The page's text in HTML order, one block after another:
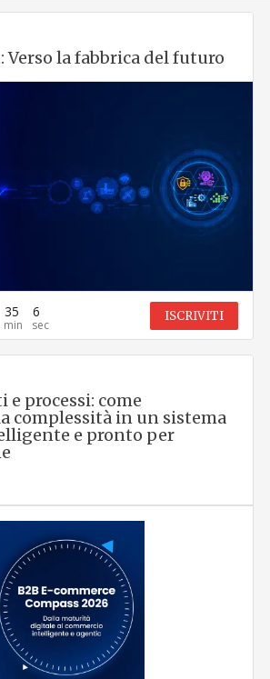
Verso la fabbrica del futuro
35 5 ISCRIVITI
processi: come
complessità in un sistema
e pronto per